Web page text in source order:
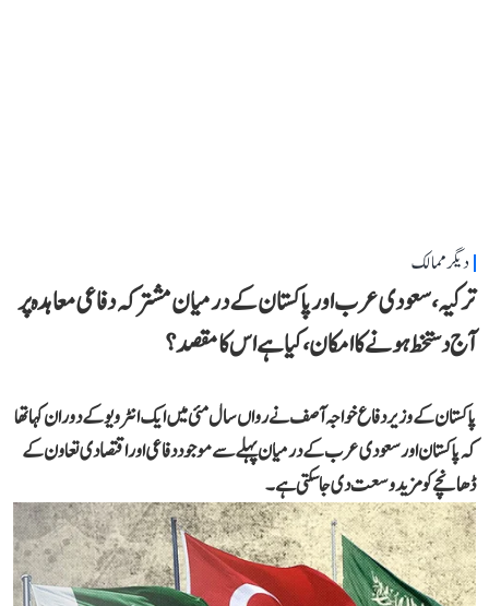
دیگر ممالک
ترکیہ، سعودی عرب اور پاکستان کے درمیان مشترکہ دفاعی معاہدہ پر
آج دستخط ہونے کا امکان، کیا ہے اس کا مقصد؟
پاکستان کے وزیر دفاع خواجہ آصف نے رواں سال مئی میں ایک انٹرویو کے دوران کہا تھا
کہ پاکستان اور سعودی عرب کے درمیان پہلے سے موجود دفاعی اور اقتصادی تعاون کے
ڈھانچے کو مزید وسعت دی جا سکتی ہے۔